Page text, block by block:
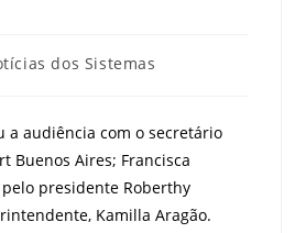
dos Sistemas
a audiência com o secretário
Buenos Aires; Francisca
presidente Roberthy
Kamilla Aragão.